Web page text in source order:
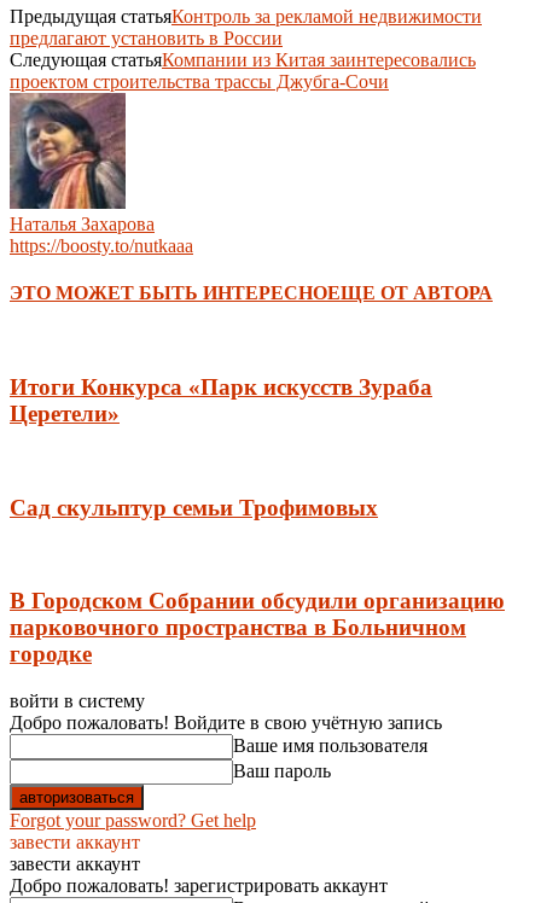
Предыдущая статьяКонтроль за рекламой недвижимости
предлагают установить в России
Следующая статьяКомпании из Китая заинтересовались
проектом строительства трассы Джубга-Сочи
Наталья Захарова
https://boosty.to/nutkaaa
ЭТО МОЖЕТ БЫТЬ ИНТЕРЕСНОЕЩЕ ОТ АВТОРА
Итоги Конкурса «Парк искусств Зураба
Церетели»
Сад скульптур семьи Трофимовых
В Городском Собрании обсудили организацию
парковочного пространства в Больничном
городке
войти в систему
Добро пожаловать! Войдите в свою учётную запись
Ваше имя пользователя
Ваш пароль
Forgot your password? Get help
завести аккаунт
завести аккаунт
Добро пожаловать! зарегистрировать аккаунт